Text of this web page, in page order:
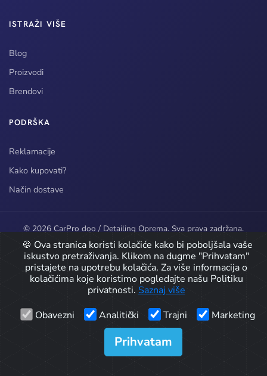
ISTRAŽI VIŠE
Blog
Proizvodi
Brendovi
PODRŠKA
Reklamacije
Kako kupovati?
Način dostave
© 2026 CarPro doo / Detailing Oprema. Sva prava zadržana.
Developed by
Icons byIcons8
🍪 Ova stranica koristi kolačiće kako bi poboljšala vaše
iskustvo pretraživanja. Klikom na dugme "Prihvatam"
pristajete na upotrebu kolačića. Za više informacija o
kolačićima koje koristimo pogledajte našu Politiku
privatnosti. Saznaj više
Obavezni
Analitički Trajni Marketing
Prihvatam